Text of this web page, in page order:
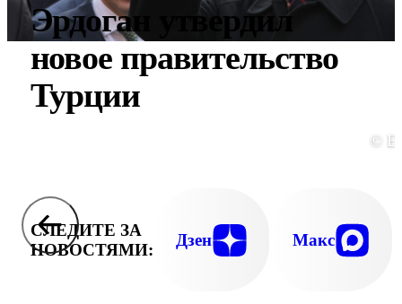
Эрдоган утвердил
новое правительство
Турции
©
СЛЕДИТЕ ЗА
НОВОСТЯМИ:
Дзен Макс